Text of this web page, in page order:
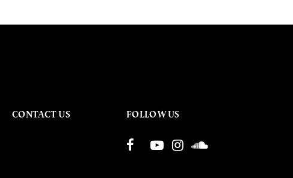
CONTACT US FOLLOW US